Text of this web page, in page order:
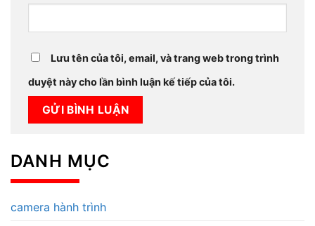
Lưu tên của tôi, email, và trang web trong trình
duyệt này cho lần bình luận kế tiếp của tôi.
DANH MỤC
camera hành trình